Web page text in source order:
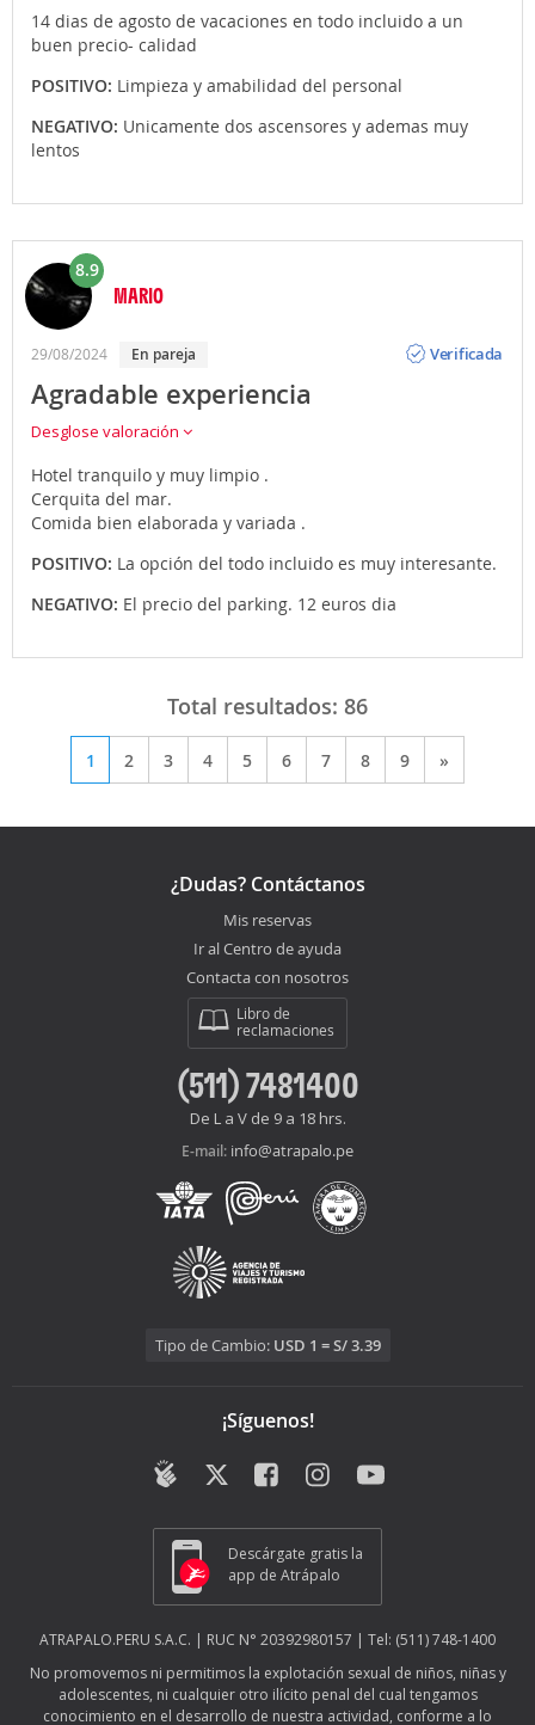
14 dias de agosto de vacaciones en todo incluido a un
buen precio- calidad
POSITIVO: Limpieza y amabilidad del personal
NEGATIVO: Unicamente dos ascensores y ademas muy
lentos
8.9
MARIO
29/08/2024 En pareja
Verificada
Agradable experiencia
Desglose valoración
Hotel tranquilo y muy limpio .
Cerquita del mar.
Comida bien elaborada y variada .
POSITIVO: La opción del todo incluido es muy interesante.
NEGATIVO: El precio del parking. 12 euros dia
Total resultados: 86
1 2 3 4 5 6 7 8 9 »
¿Dudas? Contáctanos
Mis reservas
Ir al Centro de ayuda
Contacta con nosotros
Libro de
reclamaciones
(511) 7481400
De L a V de 9 a 18 hrs.
E-mail: info@atrapalo.pe
Tipo de Cambio: USD 1 = S/ 3.39
¡Síguenos!
Descárgate gratis la
app de Atrápalo
ATRAPALO.PERU S.A.C. | RUC N° 20392980157 | Tel: (511) 748-1400
No promovemos ni permitimos la explotación sexual de niños, niñas y
adolescentes, ni cualquier otro ilícito penal del cual tengamos
conocimiento en el desarrollo de nuestra actividad, conforme a lo